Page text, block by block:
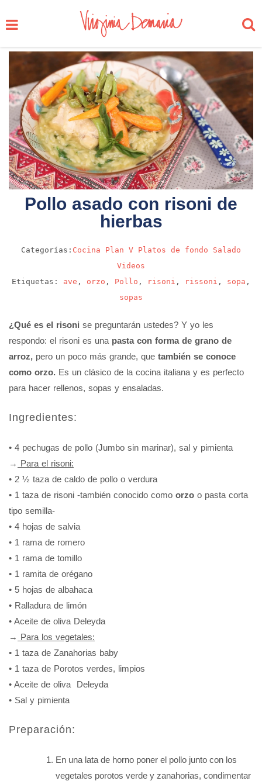
Pollo asado con risoni de
hierbas
Categorías: Cocina Plan V Platos de fondo
Salado
Videos
Etiquetas: ave , orzo , Pollo , risoni , rissoni , sopa ,
sopas
¿Qué es el risoni se preguntarán ustedes? Y yo les
respondo: el risoni es una pasta con forma de grano de
arroz, pero un poco más grande, que también se conoce
como orzo. Es un clásico de la cocina italiana y es perfecto
para hacer rellenos, sopas y ensaladas.
Ingredientes:
• 4 pechugas de pollo (Jumbo sin marinar), sal y pimienta
→ Para el risoni:
• 2 ½ taza de caldo de pollo o verdura
• 1 taza de risoni -también conocido como orzo o pasta corta
tipo semilla-
• 4 hojas de salvia
• 1 rama de romero
• 1 rama de tomillo
• 1 ramita de orégano
• 5 hojas de albahaca
• Ralladura de limón
• Aceite de oliva Deleyda
→ Para los vegetales:
• 1 taza de Zanahorias baby
• 1 taza de Porotos verdes, limpios
• Aceite de oliva Deleyda
• Sal y pimienta
Preparación:
En una lata de horno poner el pollo junto con los
vegetales porotos verde y zanahorias, condimentar